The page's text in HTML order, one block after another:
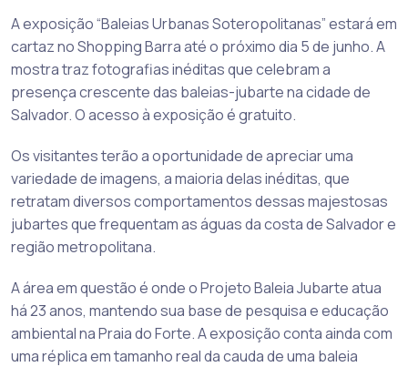
A exposição “Baleias Urbanas Soteropolitanas” estará em
cartaz no Shopping Barra até o próximo dia 5 de junho. A
mostra traz fotografias inéditas que celebram a
presença crescente das baleias-jubarte na cidade de
Salvador. O acesso à exposição é gratuito.
Os visitantes terão a oportunidade de apreciar uma
variedade de imagens, a maioria delas inéditas, que
retratam diversos comportamentos dessas majestosas
jubartes que frequentam as águas da costa de Salvador e
região metropolitana.
A área em questão é onde o Projeto Baleia Jubarte atua
há 23 anos, mantendo sua base de pesquisa e educação
ambiental na Praia do Forte. A exposição conta ainda com
uma réplica em tamanho real da cauda de uma baleia